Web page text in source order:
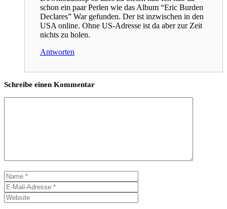
schon ein paar Perlen wie das Album “Eric Burden
Declares” War gefunden. Der ist inzwischen in den
USA online. Ohne US-Adresse ist da aber zur Zeit
nichts zu holen.
Antworten
Schreibe einen Kommentar
Name
Mail-
Adresse